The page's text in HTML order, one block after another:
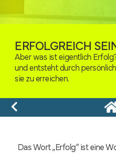
ERFOLGREICH
Aber was ist eigentlich
und entsteht durch
sie zu erreichen.
Das Wort „Erfolg“ ist eine